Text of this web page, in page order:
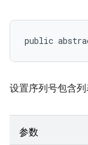
public
设置序列号包含列
参数